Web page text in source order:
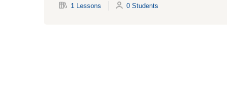
1 Lessons 0 Students